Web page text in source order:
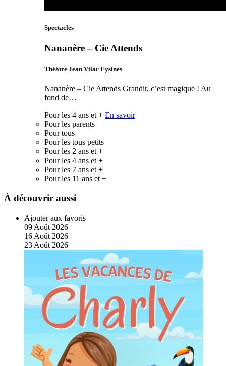
Spectacles
Nananère – Cie Attends
Théâtre Jean Vilar Eysines
Nananère – Cie Attends Grandir, c’est magique ! Au
fond de…
Pour les 4 ans et + En savoir
Pour les parents
Pour tous
Pour les tous petits
Pour les 2 ans et +
Pour les 4 ans et +
Pour les 7 ans et +
Pour les 11 ans et +
À découvrir aussi
Ajouter aux favoris
09 Août 2026
16 Août 2026
23 Août 2026